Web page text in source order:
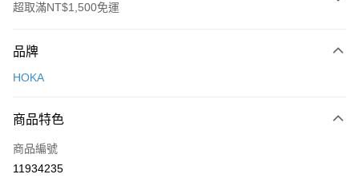
超取滿NT$1,500免運
信用卡一次付款
Apple Pay
悠遊付
品牌
HOKA
商品特色
商品編號
11934235